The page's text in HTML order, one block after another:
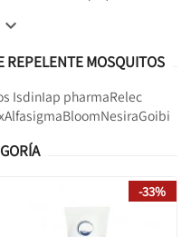

REPELENTE MOSQUITOS
IsdinIap pharmaRelec
AlfasigmaBloomNesiraGoibi
-33%